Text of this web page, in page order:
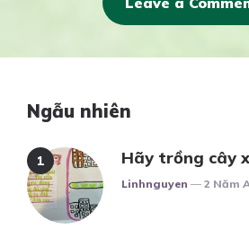
Ngẫu nhiên
Hãy trồng cây
Posted
Linhnguyen 2 Năm